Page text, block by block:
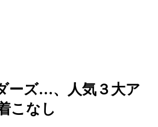
ーズ…、人気３大ア
こなし